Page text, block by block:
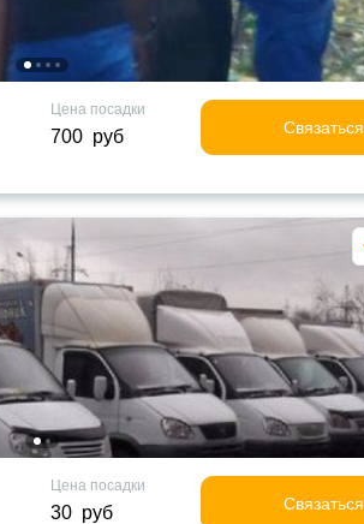
Цена посадки
700 руб Связаться
Цена посадки
30 руб Связаться